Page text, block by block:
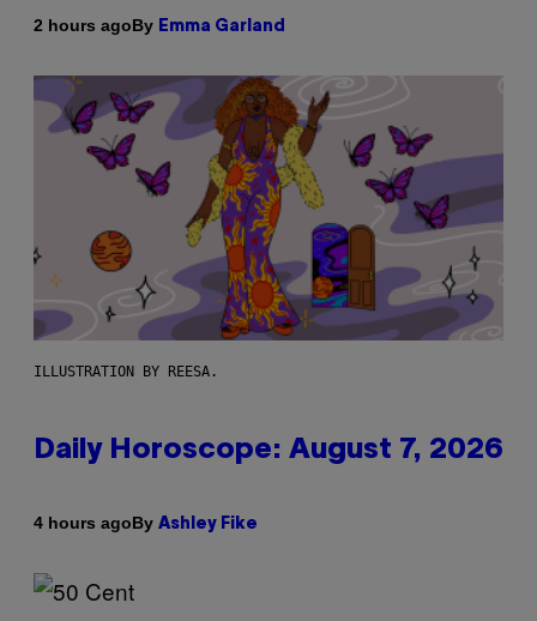
2 hours agoBy Emma Garland
ILLUSTRATION BY REESA.
Daily Horoscope: August 7, 2026
4 hours agoBy Ashley Fike